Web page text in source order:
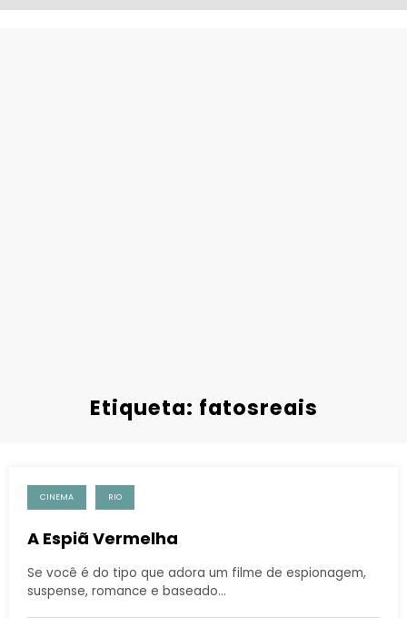
Etiqueta: fatosreais
CINEMA RIO
A Espiã Vermelha
Se você é do tipo que adora um filme de espionagem,
suspense, romance e baseado…